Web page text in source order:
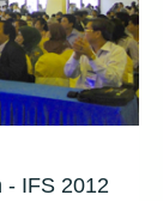
- IFS 2012